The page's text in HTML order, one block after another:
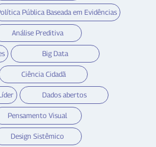
Pública Baseada em Evidências
Análise Preditiva
Big Data
Ciência Cidadã
Dados abertos
Pensamento Visual
Design Sistêmico